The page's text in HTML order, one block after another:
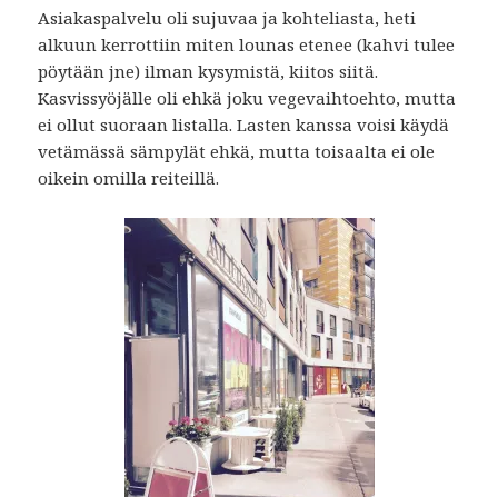
Asiakaspalvelu oli sujuvaa ja kohteliasta, heti
alkuun kerrottiin miten lounas etenee (kahvi tulee
pöytään jne) ilman kysymistä, kiitos siitä.
Kasvissyöjälle oli ehkä joku vegevaihtoehto, mutta
ei ollut suoraan listalla. Lasten kanssa voisi käydä
vetämässä sämpylät ehkä, mutta toisaalta ei ole
oikein omilla reiteillä.